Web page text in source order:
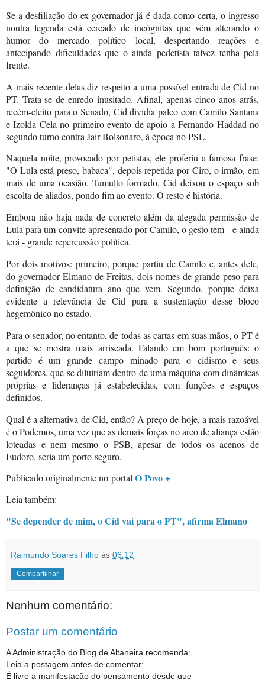
Se a desfiliação do ex-governador já é dada como certa, o ingresso
noutra legenda está cercado de incógnitas que vêm alterando o
humor do mercado político local, despertando reações e
antecipando dificuldades que o ainda pedetista talvez tenha pela
frente.
A mais recente delas diz respeito a uma possível entrada de Cid no
PT. Trata-se de enredo inusitado. Afinal, apenas cinco anos atrás,
recém-eleito para o Senado, Cid dividia palco com Camilo Santana
e Izolda Cela no primeiro evento de apoio a Fernando Haddad no
segundo turno contra Jair Bolsonaro, à época no PSL.
Naquela noite, provocado por petistas, ele proferiu a famosa frase:
"O Lula está preso, babaca", depois repetida por Ciro, o irmão, em
mais de uma ocasião. Tumulto formado, Cid deixou o espaço sob
escolta de aliados, pondo fim ao evento. O resto é história.
Embora não haja nada de concreto além da alegada permissão de
Lula para um convite apresentado por Camilo, o gesto tem - e ainda
terá - grande repercussão política.
Por dois motivos: primeiro, porque partiu de Camilo e, antes dele,
do governador Elmano de Freitas, dois nomes de grande peso para
definição de candidatura ano que vem. Segundo, porque deixa
evidente a relevância de Cid para a sustentação desse bloco
hegemônico no estado.
Para o senador, no entanto, de todas as cartas em suas mãos, o PT é
a que se mostra mais arriscada. Falando em bom português: o
partido é um grande campo minado para o cidismo e seus
seguidores, que se diluiriam dentro de uma máquina com dinâmicas
próprias e lideranças já estabelecidas, com funções e espaços
definidos.
Qual é a alternativa de Cid, então? A preço de hoje, a mais razoável
é o Podemos, uma vez que as demais forças no arco de aliança estão
loteadas e nem mesmo o PSB, apesar de todos os acenos de
Eudoro, seria um porto-seguro.
Publicado originalmente no portalO Povo +
Leia também:
"Se depender de mim, o Cid vai para o PT", afirma Elmano
Raimundo Soares Filho às 06:12
Compartilhar
Nenhum comentário:
Postar um comentário
A Administração do Blog de Altaneira recomenda:
Leia a postagem antes de comentar;
É livre a manifestação do pensamento desde que